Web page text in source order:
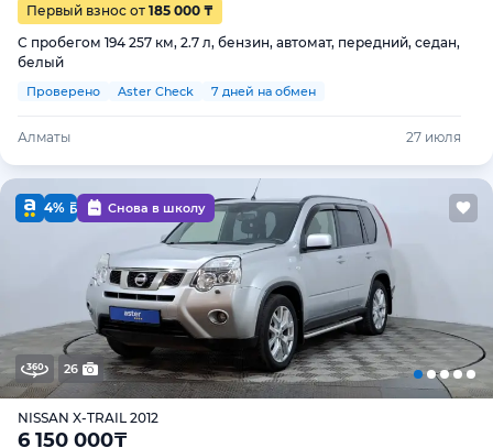
Первый взнос от 185 000 ₸
С пробегом 194 257 км, 2.7 л, бензин, автомат, передний, седан,
белый
Проверено Aster Check 7 дней на обмен
Алматы 27 июля
4% Снова в школу
26
NISSAN X-TRAIL 2012
6 150 000₸